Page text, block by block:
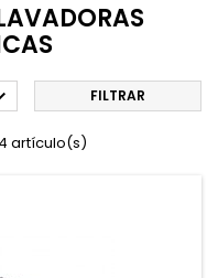
FILTRAR
artículo(s)